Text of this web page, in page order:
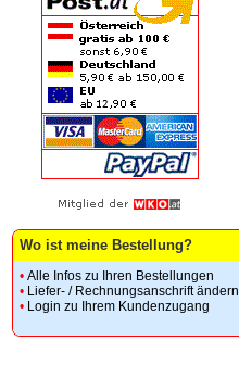
Wo ist meine Bestellung?
• Alle Infos zu Ihren Bestellungen
• Liefer- / Rechnungsanschrift ändern
• Login zu Ihrem Kundenzugang